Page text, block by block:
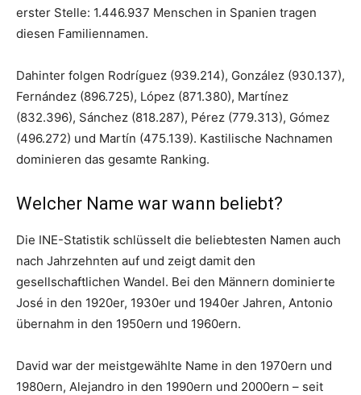
erster Stelle: 1.446.937 Menschen in Spanien tragen
diesen Familiennamen.
Dahinter folgen Rodríguez (939.214), González (930.137),
Fernández (896.725), López (871.380), Martínez
(832.396), Sánchez (818.287), Pérez (779.313), Gómez
(496.272) und Martín (475.139). Kastilische Nachnamen
dominieren das gesamte Ranking.
Welcher Name war wann beliebt?
Die INE-Statistik schlüsselt die beliebtesten Namen auch
nach Jahrzehnten auf und zeigt damit den
gesellschaftlichen Wandel. Bei den Männern dominierte
José in den 1920er, 1930er und 1940er Jahren, Antonio
übernahm in den 1950ern und 1960ern.
David war der meistgewählte Name in den 1970ern und
1980ern, Alejandro in den 1990ern und 2000ern – seit